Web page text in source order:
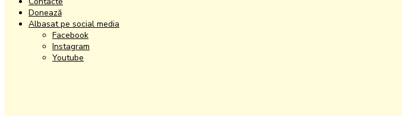
Donează
Albasat pe social media
Facebook
Instagram
Youtube